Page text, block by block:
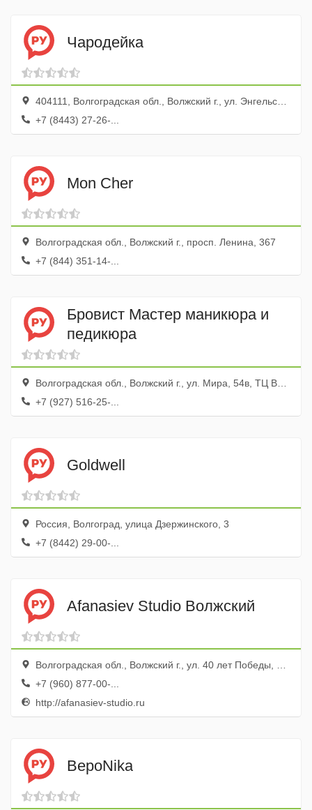
Чародейка
404111, Волгоградская обл., Волжский г., ул. Энгельса, 11
+7 (8443) 27-26-...
Mon Cher
Волгоградская обл., Волжский г., просп. Ленина, 367
+7 (844) 351-14-...
Бровист Мастер маникюра и
педикюра
Волгоградская обл., Волжский г., ул. Мира, 54в, ТЦ Вегас
+7 (927) 516-25-...
Goldwell
Россия, Волгоград, улица Дзержинского, 3
+7 (8442) 29-00-...
Afanasiev Studio Волжский
Волгоградская обл., Волжский г., ул. 40 лет Победы, 66а
+7 (960) 877-00-...
http://afanasiev-studio.ru
ВероNika